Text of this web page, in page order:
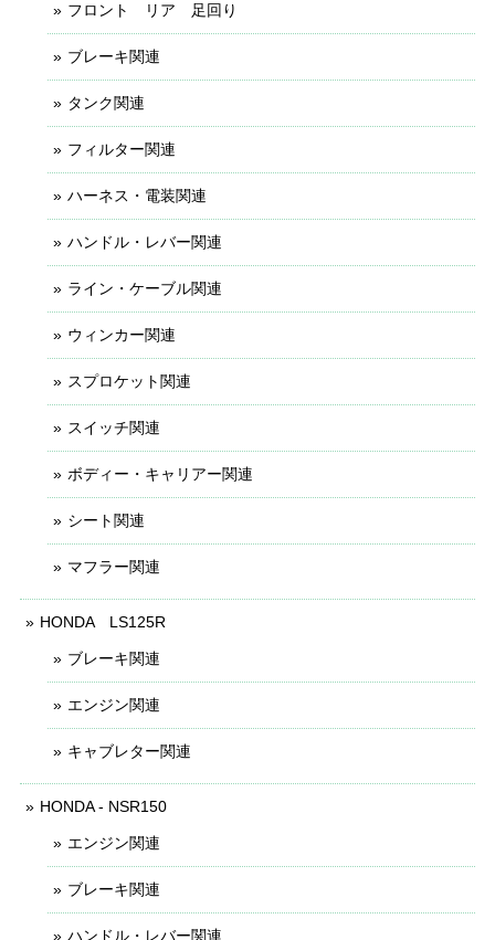
フロント リア 足回り
ブレーキ関連
タンク関連
フィルター関連
ハーネス・電装関連
ハンドル・レバー関連
ライン・ケーブル関連
ウィンカー関連
スプロケット関連
スイッチ関連
ボディー・キャリアー関連
シート関連
マフラー関連
HONDA LS125R
ブレーキ関連
エンジン関連
キャブレター関連
HONDA - NSR150
エンジン関連
ブレーキ関連
ハンドル・レバー関連